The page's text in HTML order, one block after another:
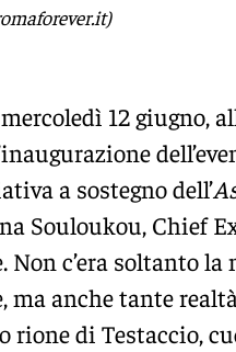
mercoledì 12 giugno,
a sostegno dell’
Souloukou, Chief
Non c’era soltanto
ma anche tante
rione di Testaccio,